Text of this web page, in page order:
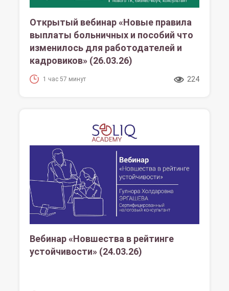
Открытый вебинар «Новые правила
выплаты больничных и пособий что
изменилось для работодателей и
кадровиков» (26.03.26)
1 час 57 минут 224
Вебинар «Новшества в рейтинге
устойчивости» (24.03.26)